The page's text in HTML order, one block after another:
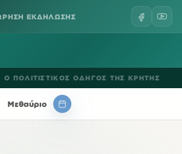
ΕΚΔΗΛΩΣΗΣ
ΟΔΗΓΟΣ ΤΗΣ ΚΡΗΤΗΣ
Μεθαύριο